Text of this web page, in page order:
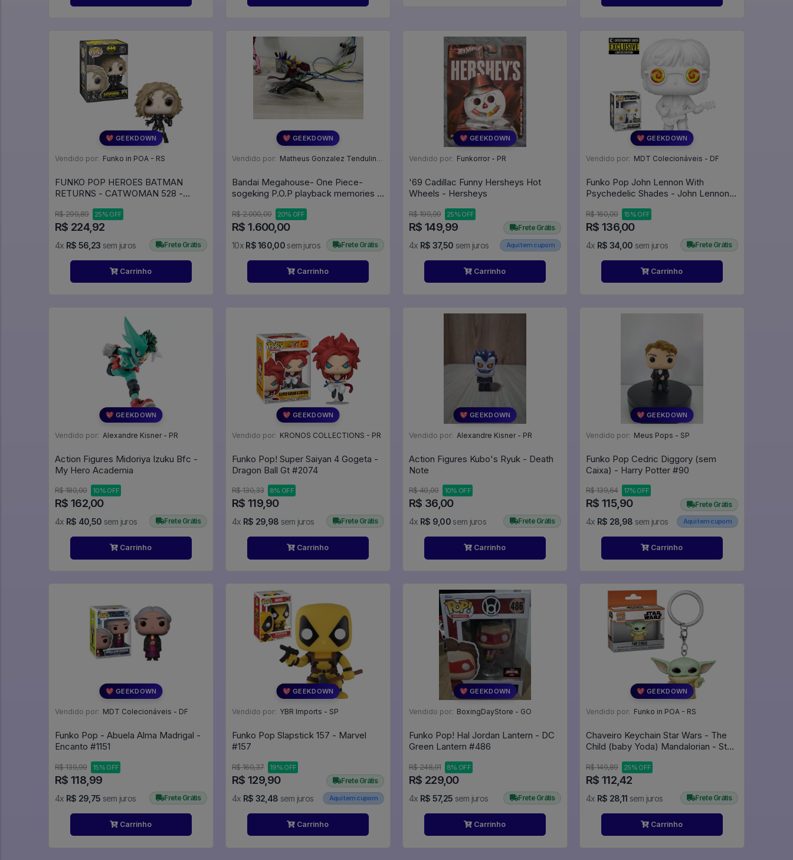
💖 GEEKDOWN
Vendido por: Funko in POA - RS
FUNKO POP HEROES BATMAN
RETURNS - CATWOMAN 528 -
R$ 299,89 25% OFF
R$ 224,92
4x R$ 56,23 sem juros Frete Grátis
Carrinho
💖 GEEKDOWN
Vendido por: Matheus Gonzalez Tendulini - SP
Bandai Megahouse- One Piece-
sogeking P.O.P playback memories -
R$ 2.000,00 20% OFF
R$ 1.600,00
10x R$ 160,00sem juros Frete Grátis
Carrinho
💖 GEEKDOWN
Vendido por: Funkorror - PR
'69 Cadillac Funny Hersheys Hot
Wheels - Hersheys
R$ 199,99 25% OFF
R$ 149,99
4x R$ 37,50 sem juros
Frete Grátis
Aqui tem cupom
Carrinho
💖 GEEKDOWN
Vendido por: MDT Colecionáveis - DF
Funko Pop John Lennon With
Psychedelic Shades - John Lennon
R$ 160,00 15% OFF
R$ 136,00
4x R$ 34,00 sem juros Frete Grátis
Carrinho
💖 GEEKDOWN
Vendido por: Alexandre Kisner - PR
Action Figures Midoriya Izuku Bfc -
My Hero Academia
R$ 180,00 10% OFF
R$ 162,00
4x R$ 40,50 sem juros Frete Grátis
Carrinho
💖 GEEKDOWN
Vendido por: KRONOS COLLECTIONS - PR
Funko Pop! Super Saiyan 4 Gogeta -
Dragon Ball Gt #2074
R$ 130,33 8% OFF
R$ 119,90
4x R$ 29,98 sem juros Frete Grátis
Carrinho
💖 GEEKDOWN
Vendido por: Alexandre Kisner - PR
Action Figures Kubo's Ryuk - Death
Note
R$ 40,00 10% OFF
R$ 36,00
4x R$ 9,00 sem juros Frete Grátis
Carrinho
💖 GEEKDOWN
Vendido por: Meus Pops - SP
Funko Pop Cedric Diggory (sem
Caixa) - Harry Potter #90
R$ 139,64 17% OFF
R$ 115,90
4x R$ 28,98 sem juros
Frete Grátis
Aqui tem cupom
Carrinho
💖 GEEKDOWN
Vendido por: MDT Colecionáveis - DF
Funko Pop - Abuela Alma Madrigal -
Encanto #1151
R$ 139,99 15% OFF
R$ 118,99
4x R$ 29,75 sem juros Frete Grátis
Carrinho
💖 GEEKDOWN
Vendido por: YBR Imports - SP
Funko Pop Slapstick 157 - Marvel
#157
R$ 160,37 19% OFF
R$ 129,90
4x R$ 32,48 sem juros
Frete Grátis
Aqui tem cupom
Carrinho
💖 GEEKDOWN
Vendido por: BoxingDayStore - GO
Funko Pop! Hal Jordan Lantern - DC
Green Lantern #486
R$ 248,91 8% OFF
R$ 229,00
4x R$ 57,25 sem juros Frete Grátis
Carrinho
💖 GEEKDOWN
Vendido por: Funko in POA - RS
Chaveiro Keychain Star Wars - The
Child (baby Yoda) Mandalorian - Star
R$ 149,89 25% OFF
R$ 112,42
4x R$ 28,11 sem juros Frete Grátis
Carrinho